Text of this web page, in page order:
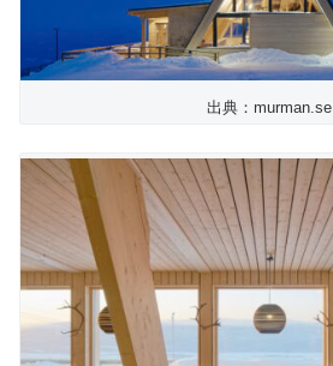
出典：murman.se